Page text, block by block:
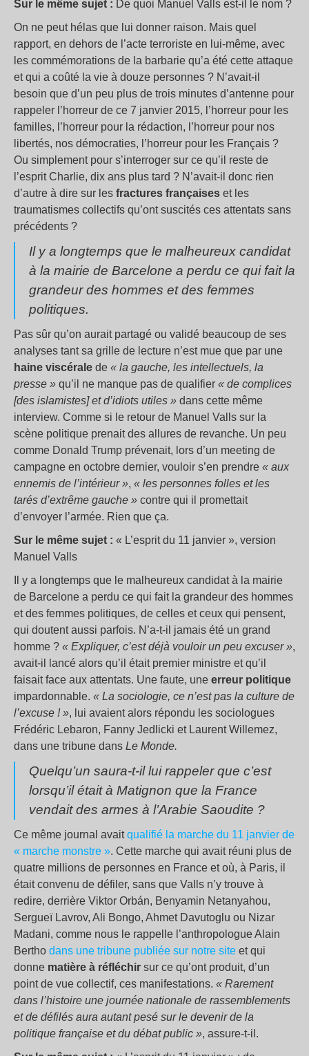
Sur le même sujet : De quoi Manuel Valls est-il le nom ?
On ne peut hélas que lui donner raison. Mais quel
rapport, en dehors de l’acte terroriste en lui-même, avec
les commémorations de la barbarie qu’a été cette attaque
et qui a coûté la vie à douze personnes ? N’avait-il
besoin que d’un peu plus de trois minutes d’antenne pour
rappeler l’horreur de ce 7 janvier 2015, l’horreur pour les
familles, l’horreur pour la rédaction, l’horreur pour nos
libertés, nos démocraties, l’horreur pour les Français ?
Ou simplement pour s’interroger sur ce qu’il reste de
l’esprit Charlie, dix ans plus tard ? N’avait-il donc rien
d’autre à dire sur les fractures françaises et les
traumatismes collectifs qu’ont suscités ces attentats sans
précédents ?
Il y a longtemps que le malheureux candidat
à la mairie de Barcelone a perdu ce qui fait la
grandeur des hommes et des femmes
politiques.
Pas sûr qu’on aurait partagé ou validé beaucoup de ses
analyses tant sa grille de lecture n’est mue que par une
haine viscérale de « la gauche, les intellectuels, la
presse » qu’il ne manque pas de qualifier « de complices
[des islamistes] et d’idiots utiles » dans cette même
interview. Comme si le retour de Manuel Valls sur la
scène politique prenait des allures de revanche. Un peu
comme Donald Trump prévenait, lors d’un meeting de
campagne en octobre dernier, vouloir s’en prendre « aux
ennemis de l’intérieur », « les personnes folles et les
tarés d’extrême gauche » contre qui il promettait
d’envoyer l’armée. Rien que ça.
Sur le même sujet : « L’esprit du 11 janvier », version
Manuel Valls
Il y a longtemps que le malheureux candidat à la mairie
de Barcelone a perdu ce qui fait la grandeur des hommes
et des femmes politiques, de celles et ceux qui pensent,
qui doutent aussi parfois. N’a-t-il jamais été un grand
homme ? « Expliquer, c’est déjà vouloir un peu excuser »,
avait-il lancé alors qu’il était premier ministre et qu’il
faisait face aux attentats. Une faute, une erreur politique
impardonnable. « La sociologie, ce n’est pas la culture de
l’excuse ! », lui avaient alors répondu les sociologues
Frédéric Lebaron, Fanny Jedlicki et Laurent Willemez,
dans une tribune dans Le Monde.
Quelqu’un saura-t-il lui rappeler que c’est
lorsqu’il était à Matignon que la France
vendait des armes à l’Arabie Saoudite ?
Ce même journal avaitqualifié la marche du 11 janvier de
« marche monstre ». Cette marche qui avait réuni plus de
quatre millions de personnes en France et où, à Paris, il
était convenu de défiler, sans que Valls n’y trouve à
redire, derrière Viktor Orbán, Benyamin Netanyahou,
Sergueï Lavrov, Ali Bongo, Ahmet Davutoglu ou Nizar
Madani, comme nous le rappelle l’anthropologue Alain
Bertho dans une tribune publiée sur notre site et qui
donne matière à réfléchir sur ce qu’ont produit, d’un
point de vue collectif, ces manifestations. « Rarement
dans l’histoire une journée nationale de rassemblements
et de défilés aura autant pesé sur le devenir de la
politique française et du débat public », assure-t-il.